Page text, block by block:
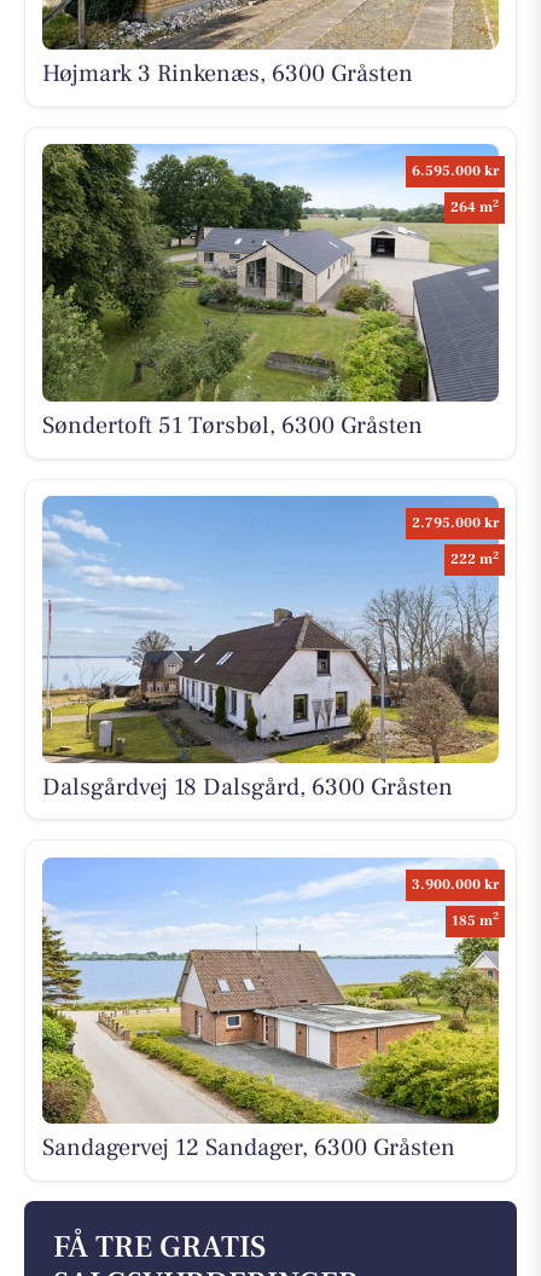
Højmark 3 Rinkenæs, 6300 Gråsten
6.595.000 kr
264 m2
Søndertoft 51 Tørsbøl, 6300 Gråsten
2.795.000 kr
222 m2
Dalsgårdvej 18 Dalsgård, 6300 Gråsten
3.900.000 kr
185 m2
Sandagervej 12 Sandager, 6300 Gråsten
FÅ TRE GRATIS